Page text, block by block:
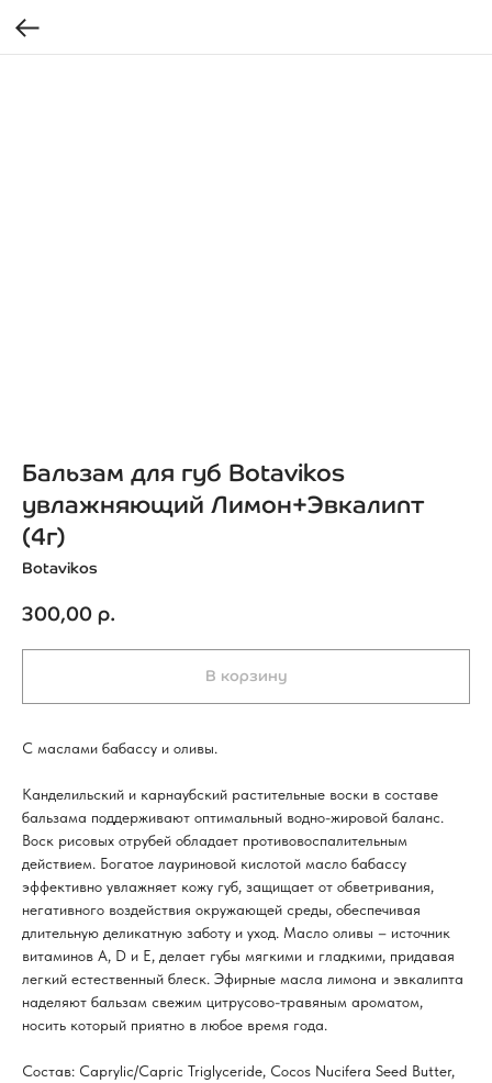
Бальзам для губ Botavikos
увлажняющий Лимон+Эвкалипт
(4г)
Botavikos
300,00 р.
В корзину
С маслами бабассу и оливы.
Канделильский и карнаубский растительные воски в составе
бальзама поддерживают оптимальный водно-жировой баланс.
Воск рисовых отрубей обладает противовоспалительным
действием. Богатое лауриновой кислотой масло бабассу
эффективно увлажняет кожу губ, защищает от обветривания,
негативного воздействия окружающей среды, обеспечивая
длительную деликатную заботу и уход. Масло оливы – источник
витаминов A, D и E, делает губы мягкими и гладкими, придавая
легкий естественный блеск. Эфирные масла лимона и эвкалипта
наделяют бальзам свежим цитрусово-травяным ароматом,
носить который приятно в любое время года.
Состав: Caprylic/Capric Triglyceride, Cocos Nucifera Seed Butter,